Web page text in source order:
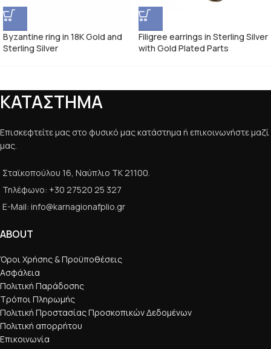
Byzantine ring in 18K Gold and
Sterling Silver
Filigree earrings in Sterling Silver
with Gold Plated Parts
ΚΑΤΑΣΤΗΜΑ
Επισκεφτείτε μας στο φυσικό μας κατάστημα ή επικοινωνήστε μαζί
μας.
Σταϊκοπούλου 16, Ναύπλιο ΤΚ 21100.
Τηλέφωνο: +30 27520 25 327
E-Mail: info@karnagionafplio.gr
ABOUT
Όροι Χρήσης & Προϋποθέσεις
Ασφάλεια
Πολιτική Παράδοσης
Τρόποι Πληρωμής
Πολιτική Προστασίας Προσκοπικών Δεδομένων
Πολιτική απορρήτου
Επικοινωνία